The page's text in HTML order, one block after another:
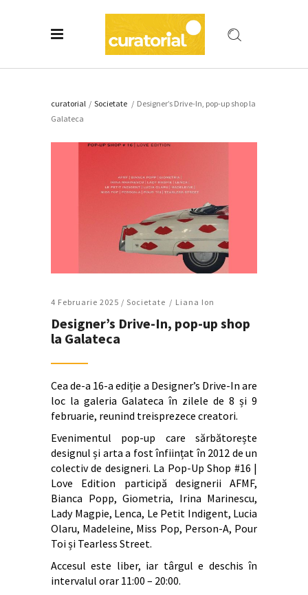
curatorial / Societate / Designer’s Drive-In, pop-up shop la
Galateca
4 Februarie 2025 / Societate Liana Ion
Designer’s Drive-In, pop-up shop
la Galateca
Cea de-a 16-a ediție a Designer’s Drive-In are
loc la galeria Galateca în zilele de 8 și 9
februarie, reunind treisprezece creatori.
Evenimentul pop-up care sărbătorește
designul și arta a fost înființat în 2012 de un
colectiv de designeri. La Pop-Up Shop #16 |
Love Edition participă designerii AFMF,
Bianca Popp, Giometria, Irina Marinescu,
Lady Magpie, Lenca, Le Petit Indigent, Lucia
Olaru, Madeleine, Miss Pop, Person-A, Pour
Toi și Tearless Street.
Accesul este liber, iar târgul e deschis în
intervalul orar 11:00 – 20:00.